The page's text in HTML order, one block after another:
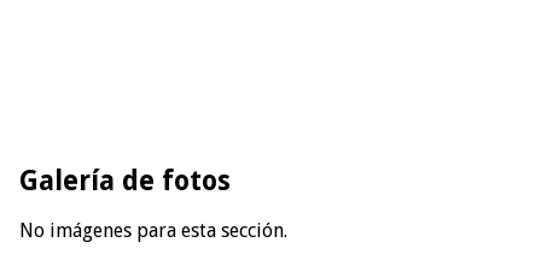
Galería de fotos
No imágenes para esta sección.